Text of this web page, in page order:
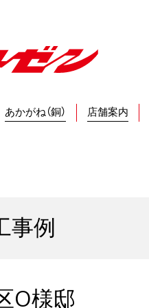
あかがね（銅） 店舗案内
事例
O様邸